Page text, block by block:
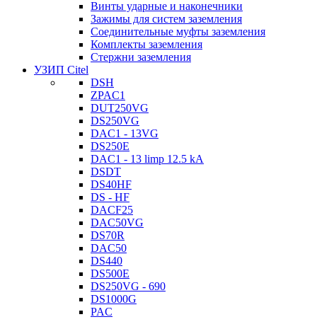
Винты ударные и наконечники
Зажимы для систем заземления
Соединительные муфты заземления
Комплекты заземления
Стержни заземления
УЗИП Citel
DSH
ZPAC1
DUT250VG
DS250VG
DAC1 - 13VG
DS250E
DAC1 - 13 limp 12.5 kA
DSDT
DS40HF
DS - HF
DACF25
DAC50VG
DS70R
DAC50
DS440
DS500E
DS250VG - 690
DS1000G
PAC